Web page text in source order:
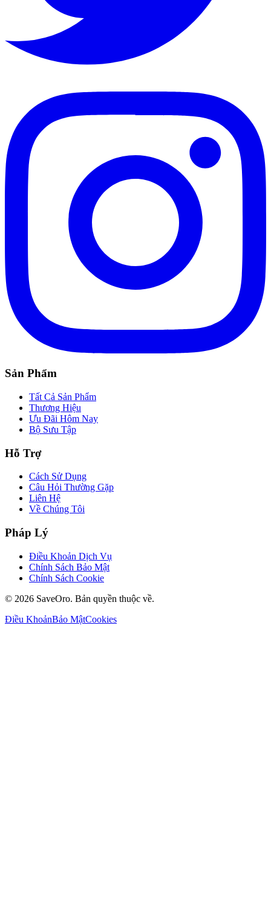
Sản Phẩm
Tất Cả Sản Phẩm
Thương Hiệu
Ưu Đãi Hôm Nay
Bộ Sưu Tập
Hỗ Trợ
Cách Sử Dụng
Câu Hỏi Thường Gặp
Liên Hệ
Về Chúng Tôi
Pháp Lý
Điều Khoản Dịch Vụ
Chính Sách Bảo Mật
Chính Sách Cookie
© 2026 SaveOro. Bản quyền thuộc về.
Điều KhoảnBảo MậtCookies